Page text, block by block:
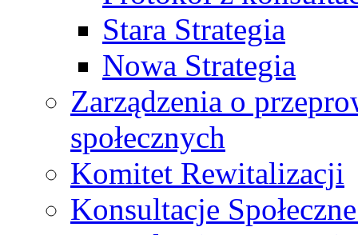
Stara Strategia
Nowa Strategia
Zarządzenia o
społecznych
Komitet Rewitalizacji
Konsultacje